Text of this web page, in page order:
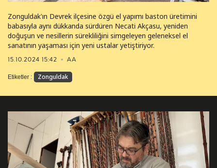
15.10.2024 15:42 AA
Zonguldak'ın Devrek ilçesine özgü el yapımı baston üretimini
babasıyla aynı dükkanda sürdüren Necati Akçasu, yeniden
doğuşun ve nesillerin sürekliliğini simgeleyen geleneksel el
sanatının yaşaması için yeni ustalar yetiştiriyor.
Etiketler : Zonguldak